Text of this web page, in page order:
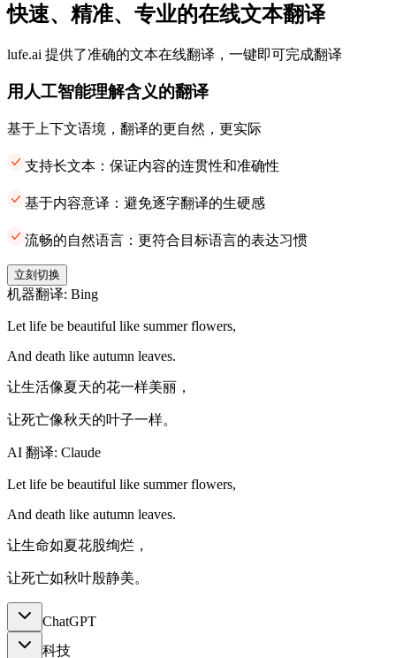
快速、精准、专业的在线文本翻译
lufe.ai 提供了准确的文本在线翻译，一键即可完成翻译
用人工智能理解含义的翻译
基于上下文语境，翻译的更自然，更实际
支持长文本：保证内容的连贯性和准确性
基于内容意译：避免逐字翻译的生硬感
流畅的自然语言：更符合目标语言的表达习惯
立刻切换
机器翻译: Bing
Let life be beautiful like summer flowers,
And death like autumn leaves.
让生活像夏天的花一样美丽，
让死亡像秋天的叶子一样。
AI 翻译: Claude
Let life be beautiful like summer flowers,
And death like autumn leaves.
让生命如夏花股绚烂，
让死亡如秋叶殷静美。
ChatGPT
科技